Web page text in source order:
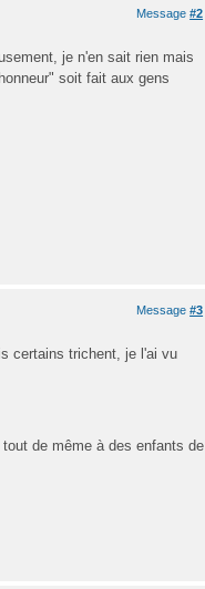
Message#2
je n'en sait rien mais
soit fait aux gens
Message#3
certains trichent, je l'ai vu
de même à des enfants de